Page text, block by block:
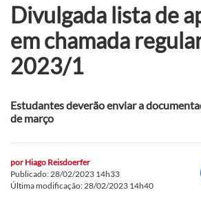
Divulgada lista de
em chamada
2023/1
Estudantes deverão enviar a
de março
por Hiago Reisdoerfer
Publicado: 28/02/2023 14h33
Última modificação: 28/02/2023 14h40